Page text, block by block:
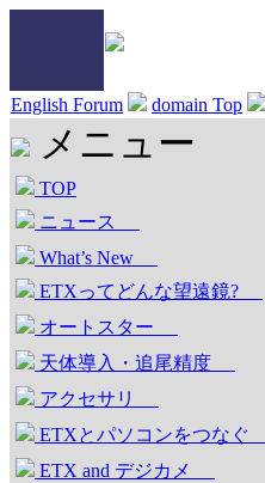
English Forum domain Top
メニュー
TOP
ニュース
What’s New
ETXってどんな望遠鏡?
オートスター
天体導入・追尾精度
アクセサリ
ETXとパソコンをつなぐ
ETX and デジカメ